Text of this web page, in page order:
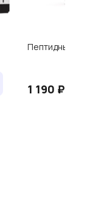
Пептидный
1 190 ₽